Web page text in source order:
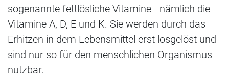
sogenannte fettlösliche Vitamine - nämlich die
Vitamine A, D, E und K. Sie werden durch das
Erhitzen in dem Lebensmittel erst losgelöst und
sind nur so für den menschlichen Organismus
nutzbar.